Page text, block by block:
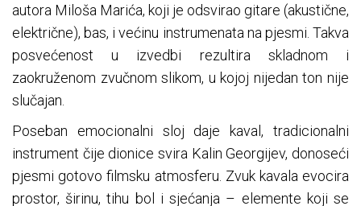
autora Miloša Marića, koji je odsvirao gitare (akustične,
električne), bas, i većinu instrumenata na pjesmi. Takva
posvećenost u izvedbi rezultira skladnom i
zaokruženom zvučnom slikom, u kojoj nijedan ton nije
slučajan.
Poseban emocionalni sloj daje kaval, tradicionalni
instrument čije dionice svira Kalin Georgijev, donoseći
pjesmi gotovo filmsku atmosferu. Zvuk kavala evocira
prostor, širinu, tihu bol i sjećanja – elemente koji se